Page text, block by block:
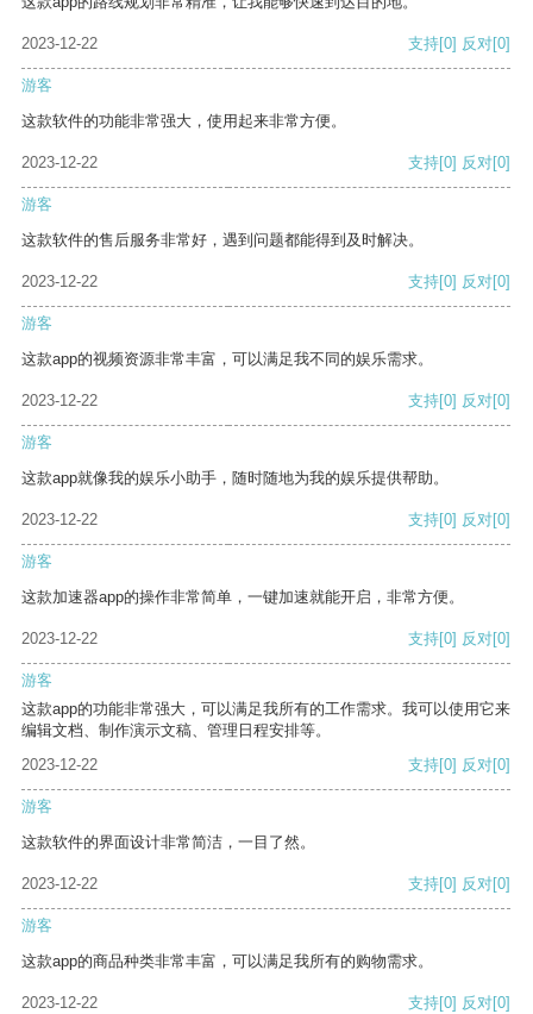
2023-12-22 支持[0] 反对[0]
游客
这款软件的功能非常强大，使用起来非常方便。
2023-12-22 支持[0] 反对[0]
游客
这款软件的售后服务非常好，遇到问题都能得到及时解决。
2023-12-22 支持[0] 反对[0]
游客
这款app的视频资源非常丰富，可以满足我不同的娱乐需求。
2023-12-22 支持[0] 反对[0]
游客
这款app就像我的娱乐小助手，随时随地为我的娱乐提供帮助。
2023-12-22 支持[0] 反对[0]
游客
这款加速器app的操作非常简单，一键加速就能开启，非常方便。
2023-12-22 支持[0] 反对[0]
游客
这款app的功能非常强大，可以满足我所有的工作需求。我可以使用它来
编辑文档、制作演示文稿、管理日程安排等。
2023-12-22
支持[0] 反对[0]
游客
这款软件的界面设计非常简洁，一目了然。
2023-12-22 支持[0] 反对[0]
游客
这款app的商品种类非常丰富，可以满足我所有的购物需求。
2023-12-22 支持[0] 反对[0]